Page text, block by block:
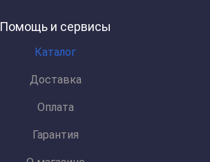
Помощь и сервисы
Каталог
Доставка
Оплата
Гарантия